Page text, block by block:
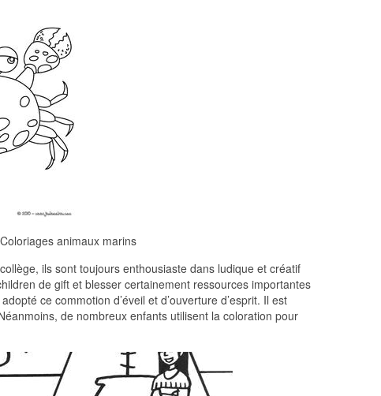
animaux marins
ils sont toujours enthousiaste dans ludique et créatif
de gift et blesser certainement ressources importantes
ce commotion d’éveil et d’ouverture d’esprit. Il est
de nombreux enfants utilisent la coloration pour